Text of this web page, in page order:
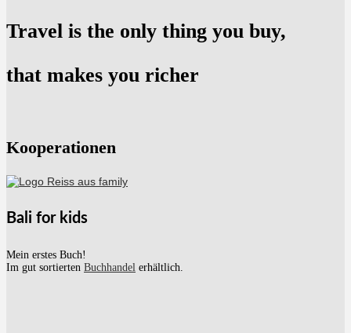
Travel is the only thing you buy,
that makes you richer
Kooperationen
Bali for kids
Mein erstes Buch!
Im gut sortierten Buchhandel erhältlich.